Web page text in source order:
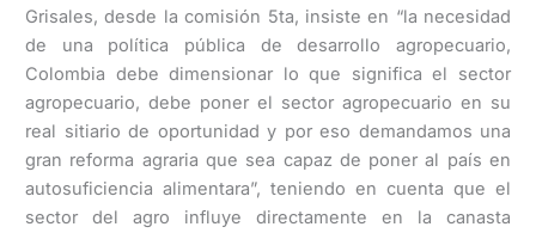
Grisales, desde la comisión 5ta, insiste en “la necesidad
de una política pública de desarrollo agropecuario,
Colombia debe dimensionar lo que significa el sector
agropecuario, debe poner el sector agropecuario en su
real sitiario de oportunidad y por eso demandamos una
gran reforma agraria que sea capaz de poner al país en
autosuficiencia alimentara”, teniendo en cuenta que el
sector del agro influye directamente en la canasta